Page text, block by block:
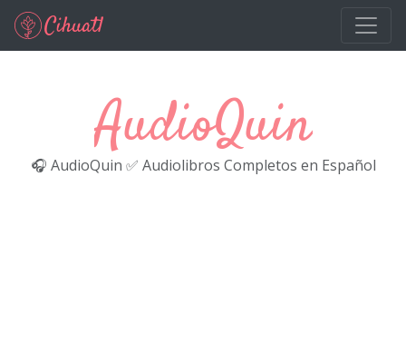
Ir al contenido principal
AudioQuin
🎧 AudioQuin ✅ Audiolibros Completos en Español